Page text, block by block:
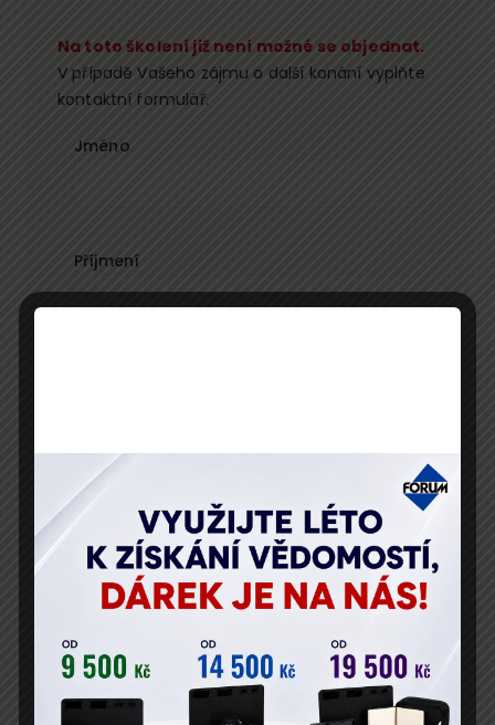
Na toto školení již není možné se objednat.
V případě Vašeho zájmu o další konání vyplňte
kontaktní formulář.
Jméno
Příjmení
Telefon
Vaše osobní údaje zpracováváme v souladu s GDPR.